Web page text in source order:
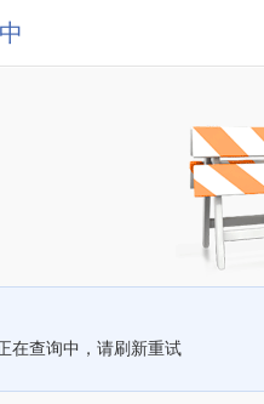
在查询中，请刷新重试